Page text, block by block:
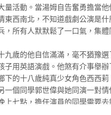
他們以為自己會跟自己的父母
或不只是主角，她在這些人的
慾望的追求，不斷挑出成長過
量活動。當湯姆自告奮勇擔當
東西南北，不知道戲劇公演是
所有人默默鬆了一口氣，集體
歲的他自信滿滿，毫不猶豫選
子用英語演戲。他煞有介事舉
下的十八歲純真少女角色西西
一個同學郭世偉與她同演一對
七點，擔任演員的同學需要去